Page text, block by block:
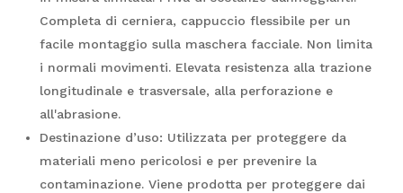
Completa di cerniera, cappuccio flessibile per un
facile montaggio sulla maschera facciale. Non limita
i normali movimenti. Elevata resistenza alla trazione
longitudinale e trasversale, alla perforazione e
all'abrasione.
Destinazione d’uso: Utilizzata per proteggere da
materiali meno pericolosi e per prevenire la
contaminazione. Viene prodotta per proteggere dai